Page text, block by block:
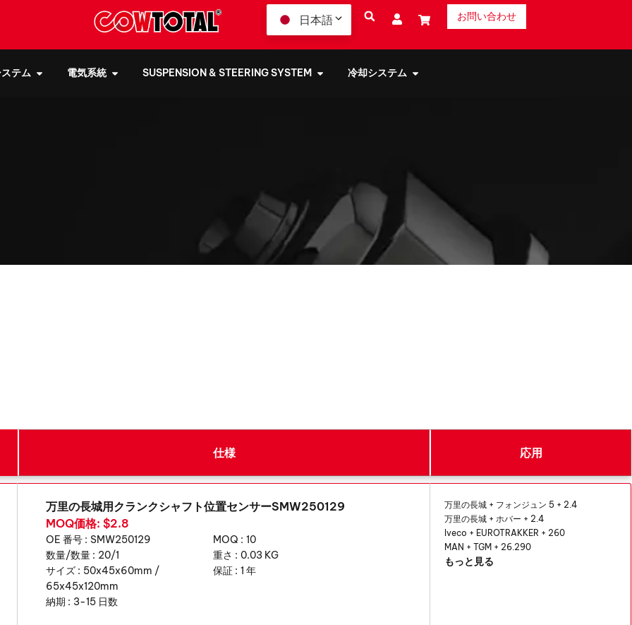
日本語 お問い合わせ
テム 電気系統 SUSPENSION & STEERING SYSTEM 冷却システム
仕様 応用
万里の長城用クランクシャフト位置センサーSMW250129
MOQ価格: $2.8
OE 番号 : SMW250129 MOQ : 10
数量/数量 : 20/1 重さ : 0.03 KG
サイズ : 50x45x60mm /
65x45x120mm
保証 : 1 年
納期 : 3-15 日数
万里の長城 + フォンジュン 5 + 2.4
万里の長城 + ホバー + 2.4
Iveco + EUROTRAKKER + 260
MAN +TGM + 26.290
もっと見る